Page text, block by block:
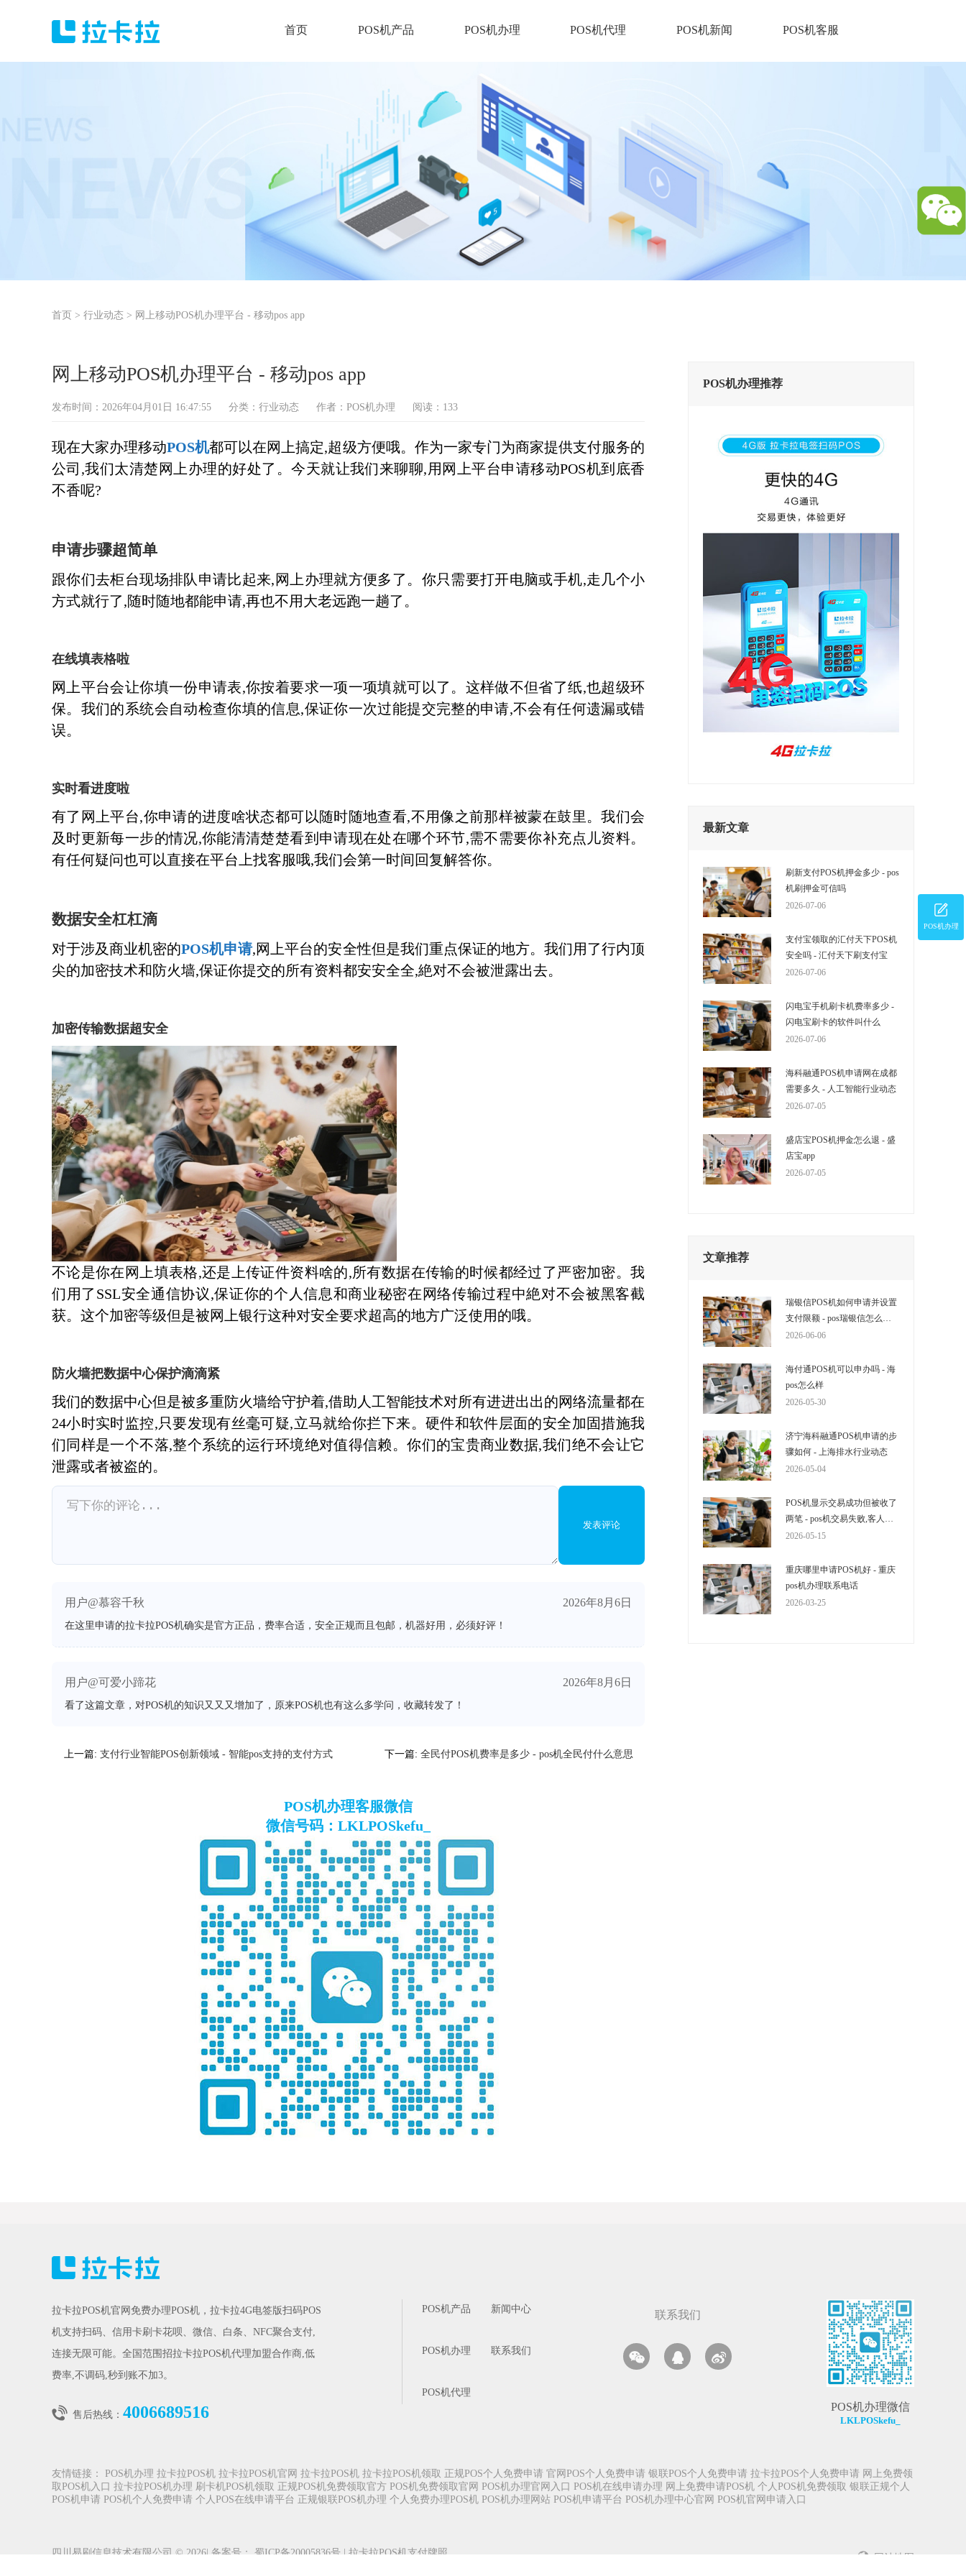
首页 POS机产品 POS机办理 POS机代理 POS机新闻 POS机客服
首页 > 行业动态 > 网上移动POS机办理平台 - 移动pos app
网上移动POS机办理平台 - 移动pos app
发布时间：2026年04月01日 16:47:55 分类： 行业动态 作者：POS机办理 阅读：133
现在大家办理移动POS机都可以在网上搞定,超级方便哦。作为一家专门为商家提供支付服务的
公司,我们太清楚网上办理的好处了。今天就让我们来聊聊,用网上平台申请移动POS机到底香
不香呢?
申请步骤超简单
跟你们去柜台现场排队申请比起来,网上办理就方便多了。你只需要打开电脑或手机,走几个小
方式就行了,随时随地都能申请,再也不用大老远跑一趟了。
在线填表格啦
网上平台会让你填一份申请表,你按着要求一项一项填就可以了。这样做不但省了纸,也超级环
保。我们的系统会自动检查你填的信息,保证你一次过能提交完整的申请,不会有任何遗漏或错
误。
实时看进度啦
有了网上平台,你申请的进度啥状态都可以随时随地查看,不用像之前那样被蒙在鼓里。我们会
及时更新每一步的情况,你能清清楚楚看到申请现在处在哪个环节,需不需要你补充点儿资料。
有任何疑问也可以直接在平台上找客服哦,我们会第一时间回复解答你。
数据安全杠杠滴
对于涉及商业机密的POS机申请,网上平台的安全性但是我们重点保证的地方。我们用了行内顶
尖的加密技术和防火墙,保证你提交的所有资料都安安全全,絶对不会被泄露出去。
加密传输数据超安全
不论是你在网上填表格,还是上传证件资料啥的,所有数据在传输的时候都经过了严密加密。我
们用了SSL安全通信协议,保证你的个人信息和商业秘密在网络传输过程中絶对不会被黑客截
获。这个加密等级但是被网上银行这种对安全要求超高的地方广泛使用的哦。
防火墙把数据中心保护滴滴紧
我们的数据中心但是被多重防火墙给守护着,借助人工智能技术对所有进进出出的网络流量都在
24小时实时监控,只要发现有丝毫可疑,立马就给你拦下来。硬件和软件层面的安全加固措施我
们同样是一个不落,整个系统的运行环境绝对值得信赖。你们的宝贵商业数据,我们绝不会让它
泄露或者被盗的。
发表评论
用户@慕容千秋 2026年8月6日
在这里申请的拉卡拉POS机确实是官方正品，费率合适，安全正规而且包邮，机器好用，必须好评！
用户@可爱小蹄花 2026年8月6日
看了这篇文章，对POS机的知识又又又增加了，原来POS机也有这么多学问，收藏转发了！
上一篇: 支付行业智能POS创新领域 - 智能pos支持的支付方式 下一篇: 全民付POS机费率是多少 - pos机全民付什么意思
POS机办理客服微信
微信号码：LKLPOSkefu_
POS机办理推荐
最新文章
刷新支付POS机押金多少 - pos
机刷押金可信吗
2026-07-06
支付宝领取的汇付天下POS机
安全吗 - 汇付天下刷支付宝
2026-07-06
闪电宝手机刷卡机费率多少 -
闪电宝刷卡的软件叫什么
2026-07-06
海科融通POS机申请网在成都
需要多久 - 人工智能行业动态
2026-07-05
盛店宝POS机押金怎么退 - 盛
店宝app
2026-07-05
文章推荐
瑞银信POS机如何申请并设置
支付限额 - pos瑞银信怎么操
作
2026-06-06
海付通POS机可以申办吗 - 海
pos怎么样
2026-05-30
济宁海科融通POS机申请的步
骤如何 - 上海排水行业动态
2026-05-04
POS机显示交易成功但被收了
两笔 - pos机交易失败,客人又
显示扣款成功
2026-05-15
重庆哪里申请POS机好 - 重庆
pos机办理联系电话
2026-03-25
POS机办理
拉卡拉POS机官网免费办理POS机，拉卡拉4G电签版扫码POS
机支持扫码、信用卡刷卡花呗、微信、白条、NFC聚合支付,
连接无限可能。全国范围招拉卡拉POS机代理加盟合作商,低
费率,不调码,秒到账不加3。
售后热线： 4006689516
POS机产品
POS机办理
POS机代理
新闻中心
联系我们
POS机办理微信
LKLPOSkefu_
联系我们
友情链接： POS机办理 拉卡拉POS机 拉卡拉POS机官网 拉卡拉POS机 拉卡拉POS机领取 正规POS个人免费申请 官网POS个人免费申请 银联POS个人免费申请 拉卡拉POS个人免费申请 网上免费领
取POS机入口 拉卡拉POS机办理 刷卡机POS机领取 正规POS机免费领取官方 POS机免费领取官网 POS机办理官网入口 POS机在线申请办理 网上免费申请POS机 个人POS机免费领取 银联正规个人
POS机申请 POS机个人免费申请 个人POS在线申请平台 正规银联POS机办理 个人免费办理POS机 POS机办理网站 POS机申请平台 POS机办理中心官网 POS机官网申请入口
四川易刷信息技术有限公司 © 2026| 备案号： 蜀ICP备20005836号 | 拉卡拉POS机支付牌照